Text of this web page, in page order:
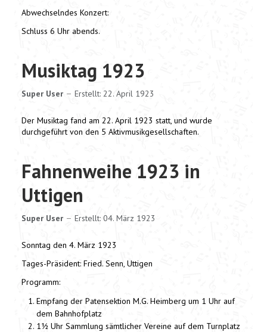
Abwechselndes Konzert:
Schluss 6 Uhr abends.
Musiktag 1923
Super User Erstellt: 22. April 1923
Der Musiktag fand am 22. April 1923 statt, und wurde
durchgeführt von den 5 Aktivmusikgesellschaften.
Fahnenweihe 1923 in
Uttigen
Super User Erstellt: 04. März 1923
Sonntag den 4. März 1923
Tages-Präsident: Fried. Senn, Uttigen
Programm:
Empfang der Patensektion M.G. Heimberg um 1 Uhr auf
dem Bahnhofplatz
1½ Uhr Sammlung sämtlicher Vereine auf dem Turnplatz